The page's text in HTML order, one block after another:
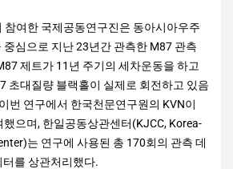
참여한 국제공동연구진은 동아시아우주
중심으로 지난 23년간 관측한 M87 관측
제트가 11년 주기의 세차운동을 하고
초대질량 블랙홀이 실제로 회전하고 있음
번 연구에서 한국천문연구원의 KVN이
으며, 한일공동상관센터(KJCC, Korea-
는 연구에 사용된 총 170회의 관측 데
를 상관처리했다.